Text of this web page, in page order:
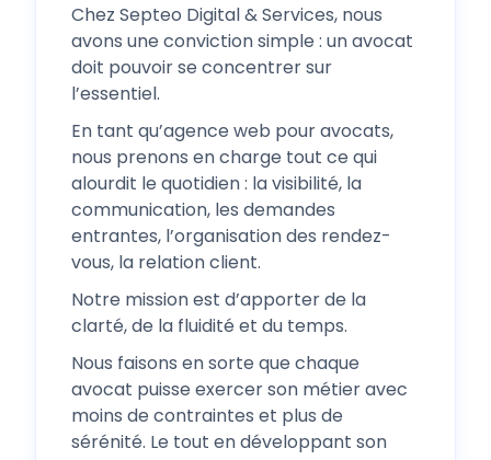
Chez Septeo Digital & Services, nous
avons une conviction simple : un avocat
doit pouvoir se concentrer sur
l’essentiel.
En tant qu’agence web pour avocats,
nous prenons en charge tout ce qui
alourdit le quotidien : la visibilité, la
communication, les demandes
entrantes, l’organisation des rendez-
vous, la relation client.
Notre mission est d’apporter de la
clarté, de la fluidité et du temps.
Nous faisons en sorte que chaque
avocat puisse exercer son métier avec
moins de contraintes et plus de
sérénité. Le tout en développant son